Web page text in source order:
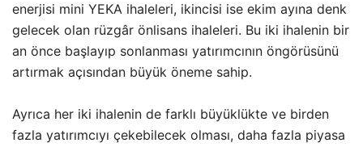
enerjisi mini YEKA ihaleleri, ikincisi ise ekim ayına denk
gelecek olan rüzgâr önlisans ihaleleri. Bu iki ihalenin bir
an önce başlayıp sonlanması yatırımcının öngörüsünü
artırmak açısından büyük öneme sahip.
Ayrıca her iki ihalenin de farklı büyüklükte ve birden
fazla yatırımcıyı çekebilecek olması, daha fazla piyasa